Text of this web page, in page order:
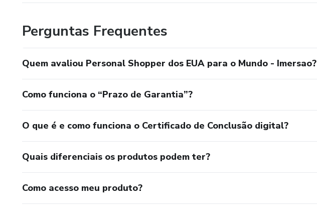
Perguntas Frequentes
Quem avaliou Personal Shopper dos EUA para o Mundo - Imersao?
Como funciona o “Prazo de Garantia”?
O que é e como funciona o Certificado de Conclusão digital?
Quais diferenciais os produtos podem ter?
Como acesso meu produto?